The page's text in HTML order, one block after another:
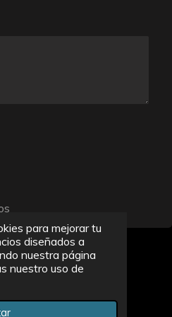
para mejorar tu
diseñados a
nuestra página
nuestro uso de
by Pufpom